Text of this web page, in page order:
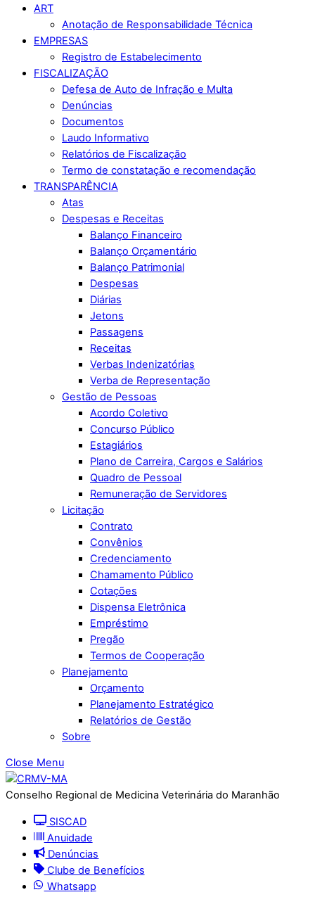
ART
Anotação de Responsabilidade Técnica
EMPRESAS
Registro de Estabelecimento
FISCALIZAÇÃO
Defesa de Auto de Infração e Multa
Denúncias
Documentos
Laudo Informativo
Relatórios de Fiscalização
Termo de constatação e recomendação
TRANSPARÊNCIA
Atas
Despesas e Receitas
Balanço Financeiro
Balanço Orçamentário
Balanço Patrimonial
Despesas
Diárias
Jetons
Passagens
Receitas
Verbas Indenizatórias
Verba de Representação
Gestão de Pessoas
Acordo Coletivo
Concurso Público
Estagiários
Plano de Carreira, Cargos e Salários
Quadro de Pessoal
Remuneração de Servidores
Licitação
Contrato
Convênios
Credenciamento
Chamamento Público
Cotações
Dispensa Eletrônica
Empréstimo
Pregão
Termos de Cooperação
Planejamento
Orçamento
Planejamento Estratégico
Relatórios de Gestão
Sobre
Close Menu
Conselho Regional de Medicina Veterinária do Maranhão
SISCAD
Anuidade
Denúncias
Clube de Benefícios
Whatsapp